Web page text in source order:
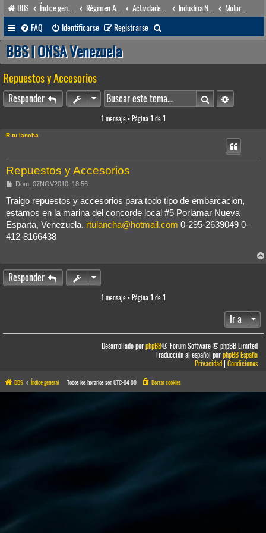
BBS Índice general Régimen Acuático venezolano Actividades conexas Industria Naval
Motores marinos & equipos mecánicos
FAQ
Identificarse Registrarse
u
a
r
BBS | ONSA Venezuela
Repuestos y Accesorios
Responder BuscarBúsqueda
1 mensaje • Página 1 de 1
R tu lancha
Repuestos y Accesorios
M
n
a
j
e
Dom. 07NOV2010, 18:56
Traigo repuestos y accesorios para todo tipo de embarcacion,
estamos en la marina del concorde local #5 Porlamar Nueva
Esparta, Venezuela. rtulancha@hotmail.com 0-295-2639049 0-
412-8166438
Responder
1 mensaje • Página 1 de 1
Ir a
Desarrollado porphpBB® Forum Software © phpBB Limited
Traducción al español porphpBB España
Privacidad|Condiciones
BBS Índice general Todos los horarios sonUTC-04:00 Borrar cookies